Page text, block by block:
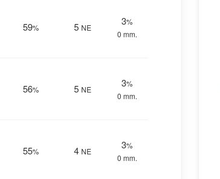
59% 5 NE
3%
0 mm.
56% 5 NE
3%
0 mm.
55% 4 NE
3%
0 mm.